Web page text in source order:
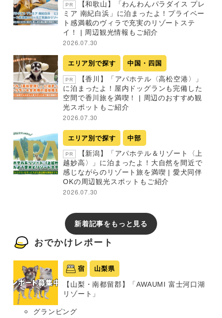
PR
【和歌山】「わんわんパラダイス プレ
ミア 南紀白浜」に泊まったよ！プライベー
ト感満載のヴィラで充実のリゾートステ
イ！ | 周辺観光情報もご紹介
2026.07.30
エリア別で探す 中国・四国
PR
【香川】「アパホテル〈高松空港〉」
に泊まったよ！屋内ドッグランも完備した
空間で香川旅を満喫！ | 周辺のおすすめ観
光スポットもご紹介
2026.07.30
エリア別で探す 中部
PR
【新潟】「アパホテル＆リゾート〈上
越妙高〉」に泊まったよ！大自然を間近で
感じながらのリゾート旅を満喫 | 愛犬同伴
OKの周辺観光スポットもご紹介
2026.07.30
新着記事をもっと見る
おでかけレポート
宿 山梨県
【山梨・南都留郡】「AWAUMI 富士河口湖
リゾート」
グランピング